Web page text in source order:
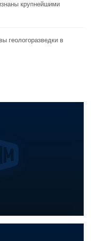
крупнейшими
геологоразведки в